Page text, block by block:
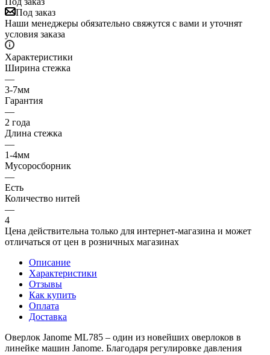
Под заказ
Наши менеджеры обязательно свяжутся с вами и уточнят
условия заказа
Характеристики
Ширина стежка
—
3-7мм
Гарантия
—
2 года
Длина стежка
—
1-4мм
Мусоросборник
—
Есть
Количество нитей
—
4
Цена действительна только для интернет-магазина и может
отличаться от цен в розничных магазинах
Описание
Характеристики
Отзывы
Как купить
Оплата
Доставка
Оверлок Janome ML785 – один из новейших оверлоков в
линейке машин Janome. Благодаря регулировке давления